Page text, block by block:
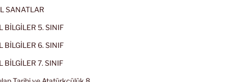
SANATLAR
BİLGİLER 5. SINIF
BİLGİLER 6. SINIF
BİLGİLER 7. SINIF